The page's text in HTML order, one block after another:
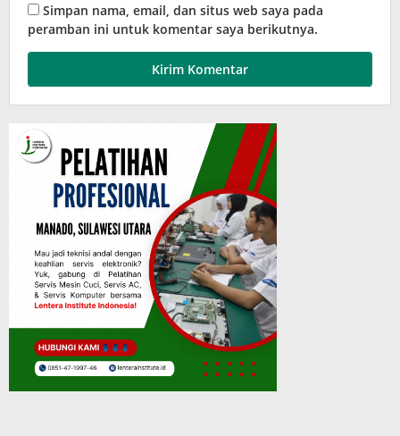
Simpan nama, email, dan situs web saya pada
peramban ini untuk komentar saya berikutnya.